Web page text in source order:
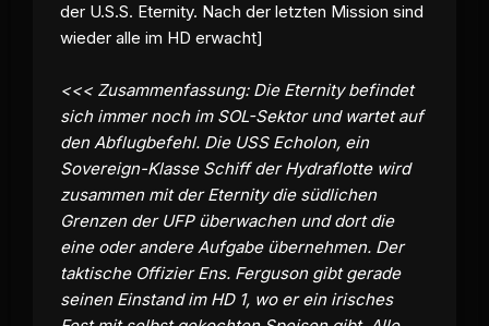
der U.S.S. Eternity. Nach der letzten Mission sind
wieder alle im HD erwacht]
<<< Zusammenfassung: Die Eternity befindet
sich immer noch im SOL-Sektor und wartet auf
den Abflugbefehl. Die USS Echolon, ein
Sovereign-Klasse Schiff der Hydraflotte wird
zusammen mit der Eternity die südlichen
Grenzen der UFP überwachen und dort die
eine oder andere Aufgabe übernehmen. Der
taktische Offizier Ens. Ferguson gibt gerade
seinen Einstand im HD 1, wo er ein irisches